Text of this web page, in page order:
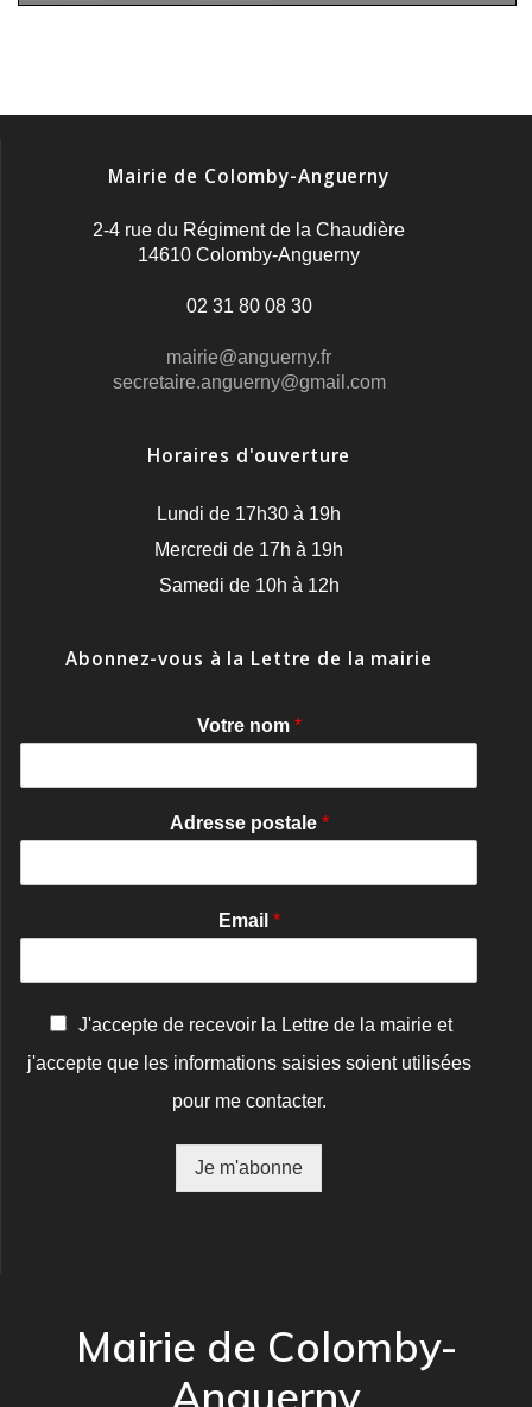
Mairie de Colomby-Anguerny
2-4 rue du Régiment de la Chaudière
14610 Colomby-Anguerny
02 31 80 08 30
mairie@anguerny.fr
secretaire.anguerny@gmail.com
Horaires d'ouverture
Lundi de 17h30 à 19h
Mercredi de 17h à 19h
Samedi de 10h à 12h
Abonnez-vous à la Lettre de la mairie
Votre nom *
Adresse postale *
Email *
n
J'accepte de recevoir la Lettre de la mairie et
j'accepte que les informations saisies soient utilisées
pour me contacter.
Je m'abonne
Mairie de Colomby-
Anguerny